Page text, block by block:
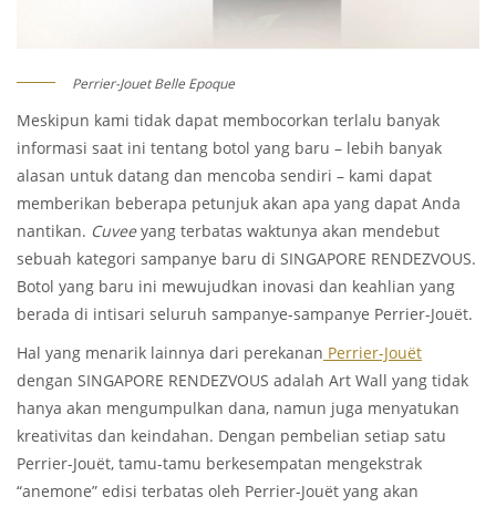
Perrier-Jouet Belle Epoque
Meskipun kami tidak dapat membocorkan terlalu banyak
informasi saat ini tentang botol yang baru – lebih banyak
alasan untuk datang dan mencoba sendiri – kami dapat
memberikan beberapa petunjuk akan apa yang dapat Anda
nantikan. Cuveeyang terbatas waktunya akan mendebut
sebuah kategori sampanye baru di SINGAPORE RENDEZVOUS.
Botol yang baru ini mewujudkan inovasi dan keahlian yang
berada di intisari seluruh sampanye-sampanye Perrier-Jouët.
Hal yang menarik lainnya dari perekanan Perrier-Jouët
dengan SINGAPORE RENDEZVOUS adalah Art Wall yang tidak
hanya akan mengumpulkan dana, namun juga menyatukan
kreativitas dan keindahan. Dengan pembelian setiap satu
Perrier-Jouët, tamu-tamu berkesempatan mengekstrak
“anemone” edisi terbatas oleh Perrier-Jouët yang akan